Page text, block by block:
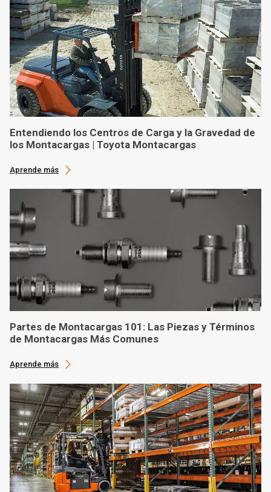
Entendiendo los Centros de Carga y la Gravedad de
los Montacargas | Toyota Montacargas
Aprende más
Partes de Montacargas 101: Las Piezas y Términos
de Montacargas Más Comunes
Aprende más